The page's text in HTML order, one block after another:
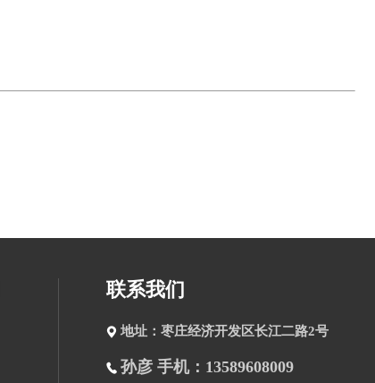
联系我们
地址：枣庄经济开发区长江二路2号
孙彦 手机：13589608009